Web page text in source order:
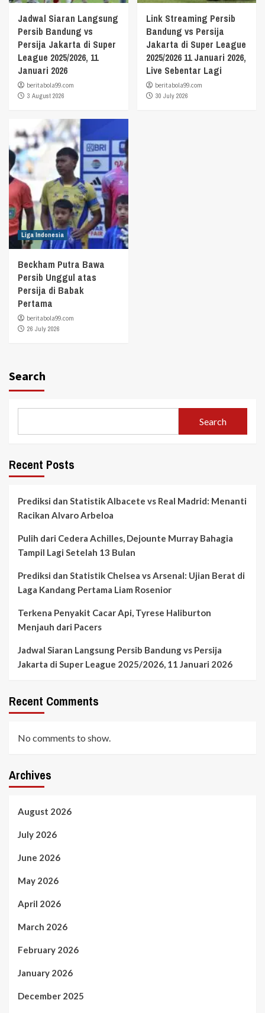
Jadwal Siaran Langsung
Persib Bandung vs
Persija Jakarta di Super
League 2025/2026, 11
Januari 2026
beritabola99.com
3 August 2026
Link Streaming Persib
Bandung vs Persija
Jakarta di Super League
2025/2026 11 Januari 2026,
Live Sebentar Lagi
beritabola99.com
30 July 2026
Liga Indonesia
Beckham Putra Bawa
Persib Unggul atas
Persija di Babak
Pertama
beritabola99.com
26 July 2026
Search
Search
Recent Posts
Prediksi dan Statistik Albacete vs Real Madrid: Menanti
Racikan Alvaro Arbeloa
Pulih dari Cedera Achilles, Dejounte Murray Bahagia
Tampil Lagi Setelah 13 Bulan
Prediksi dan Statistik Chelsea vs Arsenal: Ujian Berat di
Laga Kandang Pertama Liam Rosenior
Terkena Penyakit Cacar Api, Tyrese Haliburton
Menjauh dari Pacers
Jadwal Siaran Langsung Persib Bandung vs Persija
Jakarta di Super League 2025/2026, 11 Januari 2026
Recent Comments
No comments to show.
Archives
August 2026
July 2026
June 2026
May 2026
April 2026
March 2026
February 2026
January 2026
December 2025